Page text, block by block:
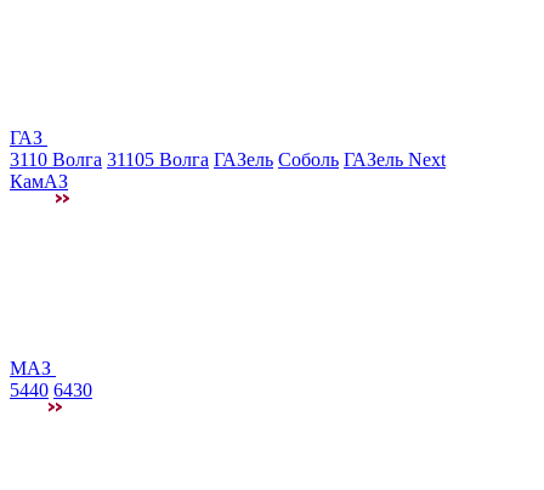
ГАЗ
3110 Волга 31105 Волга ГАЗель Соболь ГАЗель Next
КамАЗ
МАЗ
5440 6430